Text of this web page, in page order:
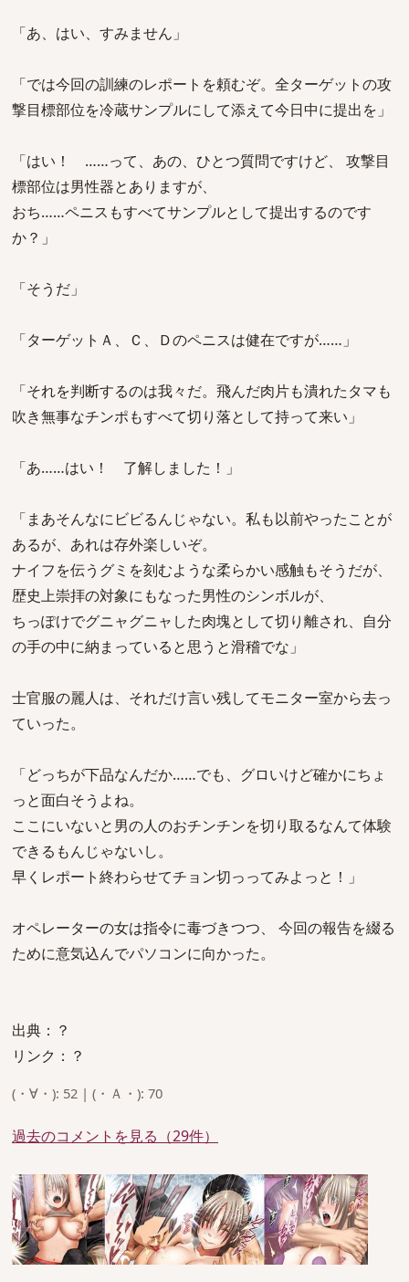
「あ、はい、すみません」
「では今回の訓練のレポートを頼むぞ。全ターゲットの攻
撃目標部位を冷蔵サンプルにして添えて今日中に提出を」
「はい！ ……って、あの、ひとつ質問ですけど、 攻撃目
標部位は男性器とありますが、
おち……ペニスもすべてサンプルとして提出するのです
か？」
「そうだ」
「ターゲットＡ、Ｃ、Ｄのペニスは健在ですが……」
「それを判断するのは我々だ。飛んだ肉片も潰れたタマも
吹き無事なチンポもすべて切り落として持って来い」
「あ……はい！ 了解しました！」
「まあそんなにビビるんじゃない。私も以前やったことが
あるが、あれは存外楽しいぞ。
ナイフを伝うグミを刻むような柔らかい感触もそうだが、
歴史上崇拝の対象にもなった男性のシンボルが、
ちっぽけでグニャグニャした肉塊として切り離され、自分
の手の中に納まっていると思うと滑稽でな」
士官服の麗人は、それだけ言い残してモニター室から去っ
ていった。
「どっちが下品なんだか……でも、グロいけど確かにちょ
っと面白そうよね。
ここにいないと男の人のおチンチンを切り取るなんて体験
できるもんじゃないし。
早くレポート終わらせてチョン切っってみよっと！」
オペレーターの女は指令に毒づきつつ、 今回の報告を綴る
ために意気込んでパソコンに向かった。
出典：？
リンク：？
(・∀・): 52 | (・Ａ・): 70
過去のコメントを見る（29件）